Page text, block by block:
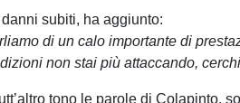
subiti, ha aggiunto:
di un calo importante di
non stai più attaccando,
tono le parole di Colapinto,